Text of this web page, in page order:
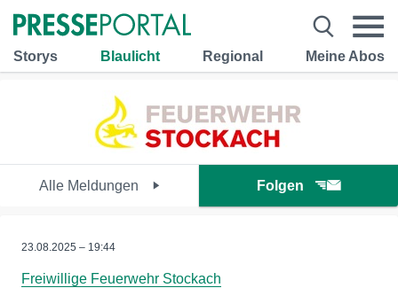
Storys Blaulicht Regional Meine Abos
Alle Meldungen Folgen
23.08.2025 – 19:44
Freiwillige Feuerwehr Stockach